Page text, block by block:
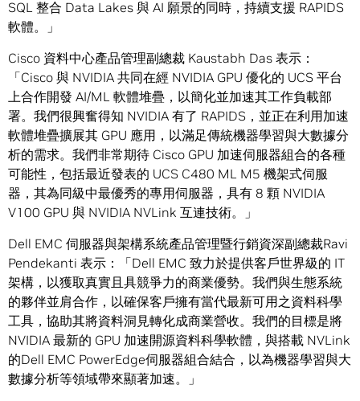
SQL 整合 Data Lakes 與 AI 願景的同時，持續支援 RAPIDS
軟體。」
Cisco 資料中心產品管理副總裁 Kaustabh Das 表示：
「Cisco 與 NVIDIA 共同在經 NVIDIA GPU 優化的 UCS 平台
上合作開發 AI/ML 軟體堆疊，以簡化並加速其工作負載部
署。我們很興奮得知 NVIDIA 有了 RAPIDS，並正在利用加速
軟體堆疊擴展其 GPU 應用，以滿足傳統機器學習與大數據分
析的需求。我們非常期待 Cisco GPU 加速伺服器組合的各種
可能性，包括最近發表的 UCS C480 ML M5 機架式伺服
器，其為同級中最優秀的專用伺服器，具有 8 顆 NVIDIA
V100 GPU 與 NVIDIA NVLink 互連技術。」
Dell EMC 伺服器與架構系統產品管理暨行銷資深副總裁Ravi
Pendekanti 表示：「Dell EMC 致力於提供客戶世界級的 IT
架構，以獲取真實且具競爭力的商業優勢。我們與生態系統
的夥伴並肩合作，以確保客戶擁有當代最新可用之資料科學
工具，協助其將資料洞見轉化成商業營收。我們的目標是將
NVIDIA 最新的 GPU 加速開源資料科學軟體，與搭載 NVLink
的Dell EMC PowerEdge伺服器組合結合，以為機器學習與大
數據分析等領域帶來顯著加速。」